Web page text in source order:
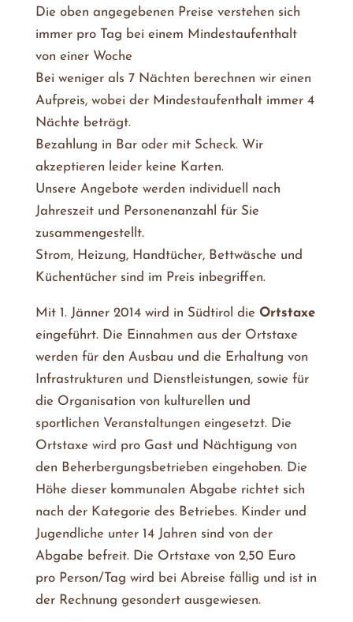
Die oben angegebenen Preise verstehen sich
immer pro Tag bei einem Mindestaufenthalt
von einer Woche
Bei weniger als 7 Nächten berechnen wir einen
Aufpreis, wobei der Mindestaufenthalt immer 4
Nächte beträgt.
Bezahlung in Bar oder mit Scheck. Wir
akzeptieren leider keine Karten.
Unsere Angebote werden individuell nach
Jahreszeit und Personenanzahl für Sie
zusammengestellt.
Strom, Heizung, Handtücher, Bettwäsche und
Küchentücher sind im Preis inbegriffen.
Mit 1. Jänner 2014 wird in Südtirol die Ortstaxe
eingeführt. Die Einnahmen aus der Ortstaxe
werden für den Ausbau und die Erhaltung von
Infrastrukturen und Dienstleistungen, sowie für
die Organisation von kulturellen und
sportlichen Veranstaltungen eingesetzt. Die
Ortstaxe wird pro Gast und Nächtigung von
den Beherbergungsbetrieben eingehoben. Die
Höhe dieser kommunalen Abgabe richtet sich
nach der Kategorie des Betriebes. Kinder und
Jugendliche unter 14 Jahren sind von der
Abgabe befreit. Die Ortstaxe von 2,50 Euro
pro Person/Tag wird bei Abreise fällig und ist in
der Rechnung gesondert ausgewiesen.